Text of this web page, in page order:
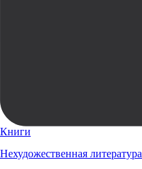
Книги
Нехудожественная литература